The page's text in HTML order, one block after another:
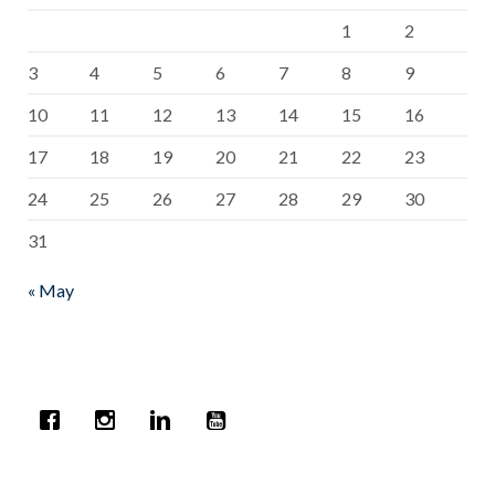
1
2
3
4 5 6 7 8
9
10
11 12 13 14 15
16
17
18 19 20 21 22
23
24
25 26 27 28 29
30
31
« May